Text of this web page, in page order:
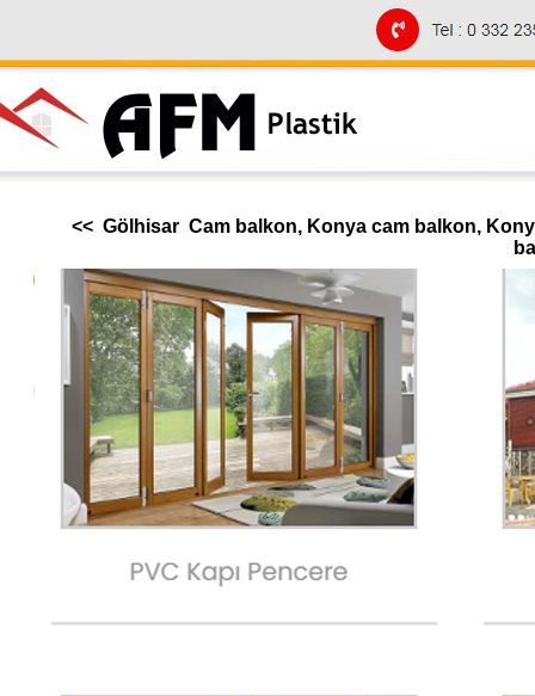
<< Gölhisar Cam balkon, Konya cam balkon,